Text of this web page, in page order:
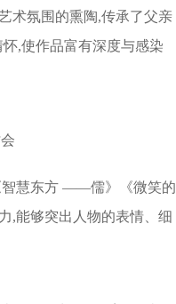
术氛围的熏陶,传承了父亲
,使作品富有深度与感染
智慧东方 ——儒》《微笑的
,能够突出人物的表情、细